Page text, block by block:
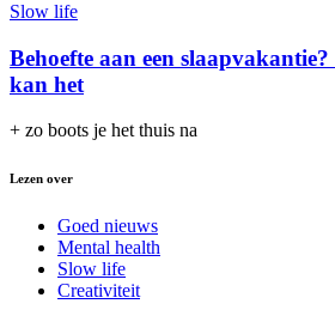
Slow life
Behoefte aan een
kan het
+ zo boots je het thuis na
Lezen over
Goed nieuws
Mental health
Slow life
Creativiteit